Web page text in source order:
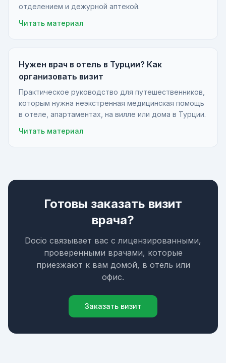
отделением и дежурной аптекой.
Читать материал
Нужен врач в отель в Турции? Как
организовать визит
Практическое руководство для путешественников,
которым нужна неэкстренная медицинская помощь
в отеле, апартаментах, на вилле или дома в Турции.
Читать материал
Готовы заказать визит
врача?
Docio связывает вас с лицензированными,
проверенными врачами, которые
приезжают к вам домой, в отель или
офис.
Заказать визит